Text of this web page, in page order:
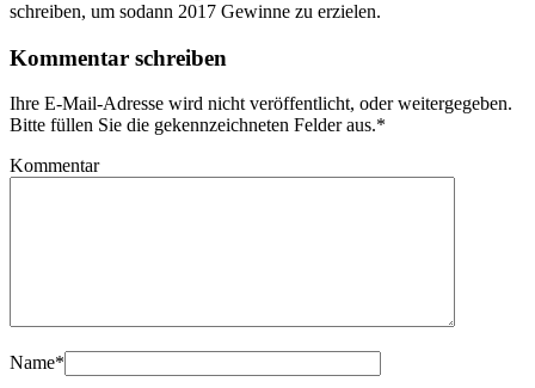
schreiben, um sodann 2017 Gewinne zu erzielen.
Kommentar schreiben
Ihre E-Mail-Adresse wird nicht veröffentlicht, oder weitergegeben.
Bitte füllen Sie die gekennzeichneten Felder aus.*
Kommentar
Name*